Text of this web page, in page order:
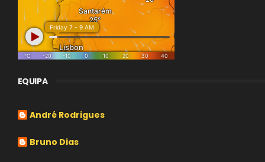
EQUIPA
André Rodrigues
Bruno Dias